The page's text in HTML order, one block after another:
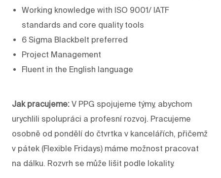
Working knowledge with ISO 9001/ IATF
standards and core quality tools
6 Sigma Blackbelt preferred
Project Management
Fluent in the English language
Jak pracujeme: V PPG spojujeme týmy, abychom
urychlili spolupráci a profesní rozvoj. Pracujeme
osobně od pondělí do čtvrtka v kancelářích, přičemž
v pátek (Flexible Fridays) máme možnost pracovat
na dálku. Rozvrh se může lišit podle lokality.